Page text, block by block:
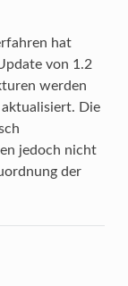
hat
von 1.2
werden
aktualisiert. Die
jedoch nicht
der